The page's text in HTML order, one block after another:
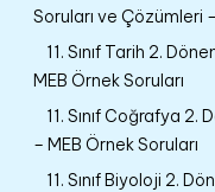
Soruları ve Çözümleri
11. Sınıf Tarih 2.
MEB Örnek Soruları
11. Sınıf Coğrafya 2.
– MEB Örnek Soruları
11. Sınıf Biyoloji 2.